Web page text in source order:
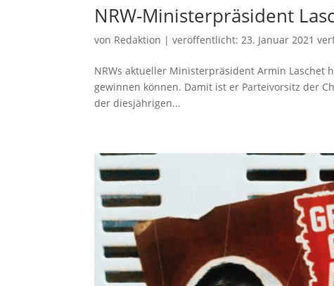
NRW-Ministerpräsident
von Redaktion |veröffentlicht:23. Januar 2021
NRWs aktueller Ministerpräsident Armin Laschet
gewinnen können. Damit ist er Parteivorsitz der
der diesjährigen...